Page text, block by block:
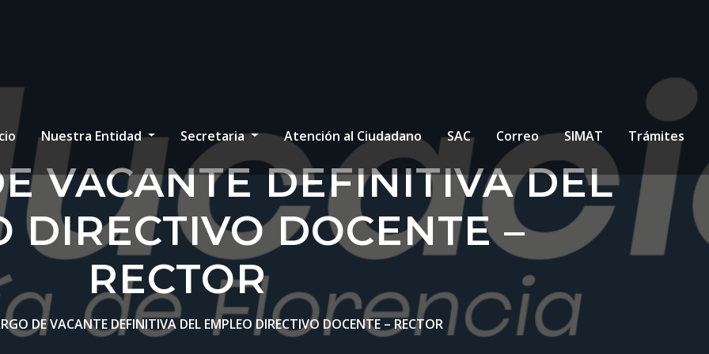
Nuestra Entidad Secretaria Atención al Ciudadano SAC Correo SIMAT Trámites
VACANTE DEFINITIVA DEL
DIRECTIVO DOCENTE –
RECTOR
DE VACANTE DEFINITIVA DEL EMPLEO DIRECTIVO DOCENTE – RECTOR